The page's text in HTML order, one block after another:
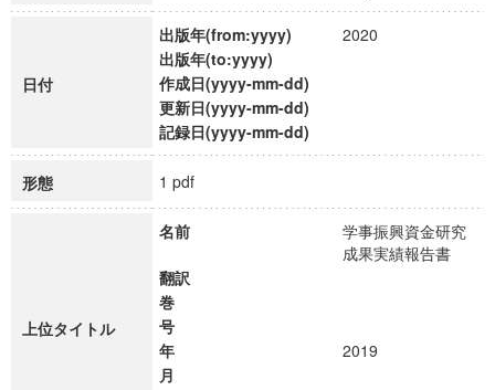
日付
出版年(from:yyyy)
2020
出版年(to:yyyy)
作成日(yyyy-mm-dd)
更新日(yyyy-mm-dd)
記録日(yyyy-mm-dd)
形態 1 pdf
上位タイトル
名前
学事振興資金研究
成果実績報告書
翻訳
巻
号
年
2019
月